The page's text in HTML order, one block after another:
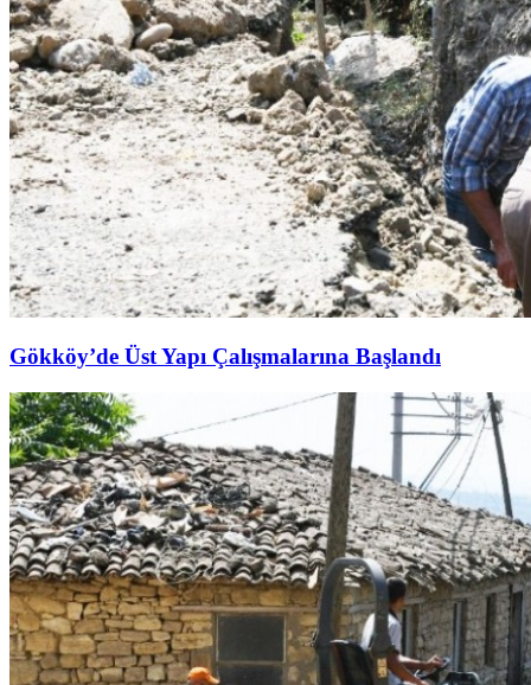
Gökköy’de Üst Yapı Çalışmalarına Başlandı